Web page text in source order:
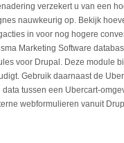
verzekert u van een
nauwkeurig op. Bekijk
in voor nog hogere
Marketing Software
voor Drupal. Deze module
Gebruik daarnaast de
tussen een Ubercart-
webformulieren vanuit